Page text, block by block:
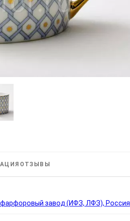
ОТЗЫВЫ
фарфоровый завод (ИФЗ, ЛФЗ), Россия